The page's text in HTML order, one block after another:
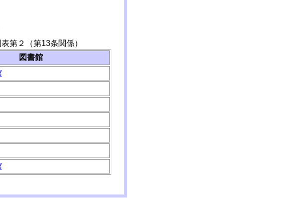
表第２（第13条関係）
図書館